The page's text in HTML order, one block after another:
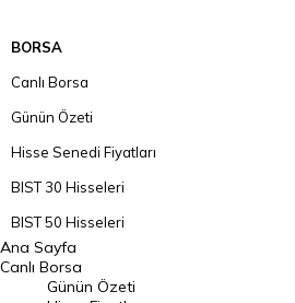
BORSA
Canlı Borsa
Günün Özeti
Hisse Senedi Fiyatları
BIST 30 Hisseleri
BIST 50 Hisseleri
BIST 100 Hisseleri
En Çok Artan Hisseler
Ana Sayfa
Canlı Borsa
Günün Özeti